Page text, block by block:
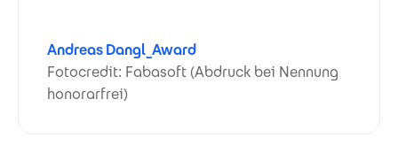
Andreas Dangl_Award
Fotocredit: Fabasoft (Abdruck bei Nennung
honorarfrei)